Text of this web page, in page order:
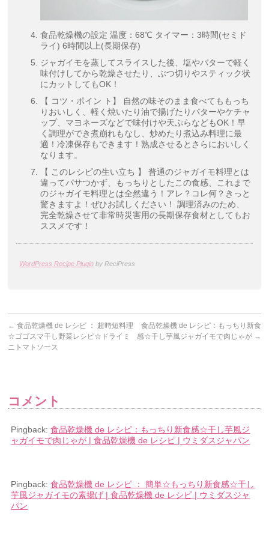
食品乾燥機の設定 温度：68℃ タイマー：3時間(セミド
ライ) 6時間以上(長期保存)
ジャガイモを蒸してスライスした後、塩やバターで軽く
味付けしてから乾燥させたり、ぶつ切りやスティック状
にカットしてもOK！
【 コツ・ポイン ト】 自然の味そのまま食べてももっち
りおいしく、軽く焼いたり油で揚げたりバターやケチャ
ップ、マヨネーズなどで味付けや天ぷらなどもOK！早
く調理ができ煮崩れもなし、炒めたり煮込み料理に最
適！冷凍保存もできます！熟成させるとさらにおいしく
なります。
【 このレシピの生い立ち 】 普通のジャガイモ料理とは
違ってパサつかず、もっちりとしたこの食感、これまで
のジャガイモ料理とは全然違う！アレ？コレ何？きっと
驚きますよ！ぜひお試しください！ 調理済みのため、
完全乾燥させて非常時災害用の長期保存食材としてもお
ススメです！
WordPress Recipe Plugin by ReciPress
← 食品乾燥機 de レシピ ： 超時短料理
☆ゴゴスマ干し野菜レシピ☆ドライミ
ニトマトソース
食品乾燥機 de レシピ：もっちり新食
感☆干し芋風ジャガイモで肉じゃが →
コメント
Pingback:食品乾燥機 de レシピ：もっちり新食感☆干し芋風ジ
ャガイモで肉じゃが | 食品乾燥機 de レシピ | ウミダスジャパン
Pingback:食品乾燥機 de レシピ ： 簡単☆もっちり新食感☆干し
芋風ジャガイモの素揚げ | 食品乾燥機 de レシピ | ウミダスジャ
パン